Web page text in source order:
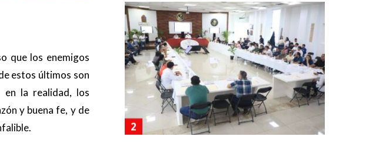
que los enemigos
estos últimos son
en la realidad, los
y buena fe, y de